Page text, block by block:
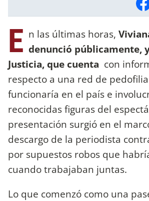
E n las últimas horas,
denunció públicamente,
Justicia, que cuenta con
respecto a una red de
funcionaría en el país e
reconocidas figuras del
presentación surgió en el
descargo de la periodista
por supuestos robos que
cuando trabajaban juntas.
Lo que comenzó como una